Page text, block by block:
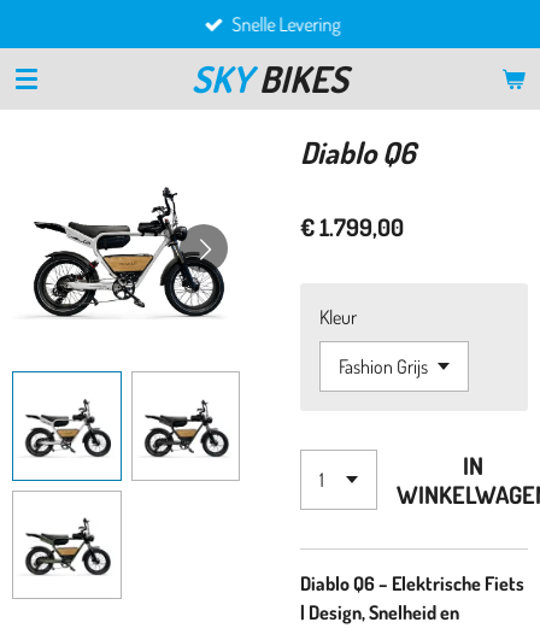
direct
naar
de
SKY BIKES
Snelle Levering
Diablo Q6
€ 1.799,00
Kleur
IN
Diablo Q6 – Elektrische Fiets
| Design, Snelheid en